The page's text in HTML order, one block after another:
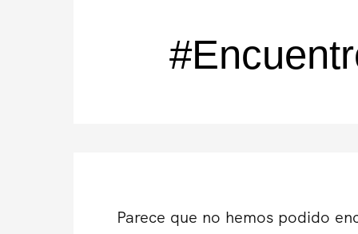
Parece que no hemos podido